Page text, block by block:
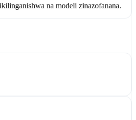
na modeli zinazofanana.